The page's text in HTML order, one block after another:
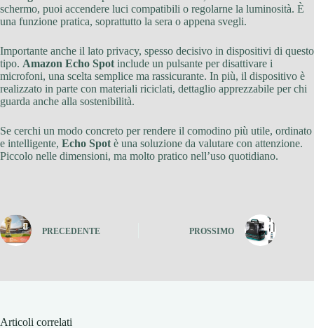
schermo, puoi accendere luci compatibili o regolarne la luminosità. È
una funzione pratica, soprattutto la sera o appena svegli.
Importante anche il lato privacy, spesso decisivo in dispositivi di questo
tipo. Amazon Echo Spotinclude un pulsante per disattivare i
microfoni, una scelta semplice ma rassicurante. In più, il dispositivo è
realizzato in parte con materiali riciclati, dettaglio apprezzabile per chi
guarda anche alla sostenibilità.
Se cerchi un modo concreto per rendere il comodino più utile, ordinato
e intelligente, Echo Spotè una soluzione da valutare con attenzione.
Piccolo nelle dimensioni, ma molto pratico nell’uso quotidiano.
PRECEDENTE PROSSIMO
Articoli correlati